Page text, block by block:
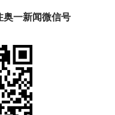
奥一新闻微信号